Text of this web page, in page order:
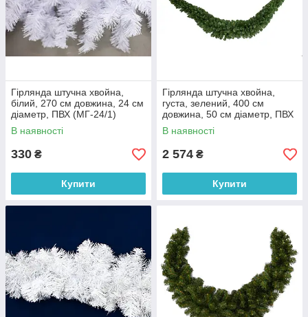
Гірлянда штучна хвойна,
білий, 270 см довжина, 24 см
діаметр, ПВХ (МГ-24/1)
В наявності
330 ₴
Купити
Гірлянда штучна хвойна,
густа, зелений, 400 см
довжина, 50 см діаметр, ПВХ
(МГХ-400)
В наявності
2 574 ₴
Купити